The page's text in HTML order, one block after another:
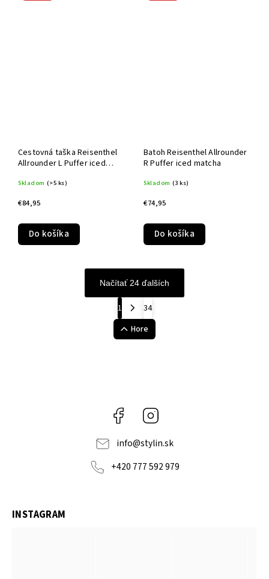
Cestovná taška Reisenthel
Allrounder L Puffer iced
Skladom (>5 ks)
€84,95
Do košíka
Batoh Reisenthel Allrounder
R Puffer iced matcha
Skladom (3 ks)
€74,95
Do košíka
Načítať 24 ďalších
1
34
Hore
Facebook
info@stylin.sk
+420 777 592 979
INSTAGRAM